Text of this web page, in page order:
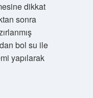
dikkat
sonra
bol su ile
yapılarak